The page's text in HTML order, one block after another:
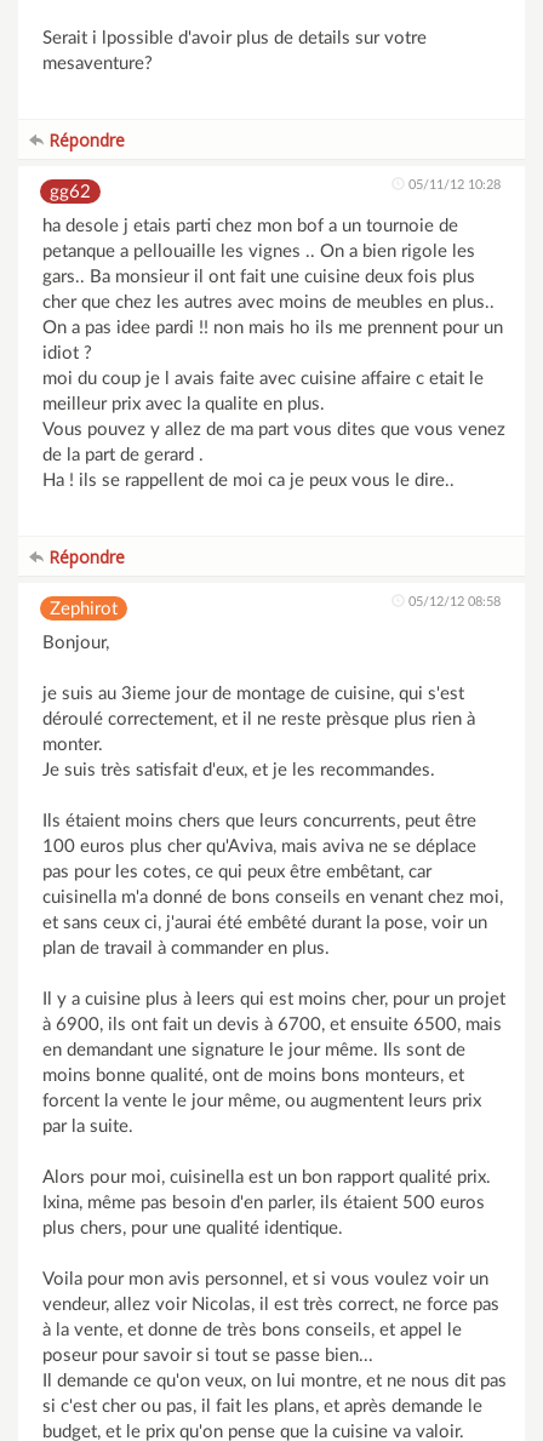
Serait i lpossible d'avoir plus de details sur votre
mesaventure?
Répondre
gg62 05/11/12 10:28
ha desole j etais parti chez mon bof a un tournoie de
petanque a pellouaille les vignes .. On a bien rigole les
gars.. Ba monsieur il ont fait une cuisine deux fois plus
cher que chez les autres avec moins de meubles en plus..
On a pas idee pardi !! non mais ho ils me prennent pour un
idiot ?
moi du coup je l avais faite avec cuisine affaire c etait le
meilleur prix avec la qualite en plus.
Vous pouvez y allez de ma part vous dites que vous venez
de la part de gerard .
Ha ! ils se rappellent de moi ca je peux vous le dire..
Répondre
Zephirot 05/12/12 08:58
Bonjour,
je suis au 3ieme jour de montage de cuisine, qui s'est
déroulé correctement, et il ne reste prèsque plus rien à
monter.
Je suis très satisfait d'eux, et je les recommandes.
Ils étaient moins chers que leurs concurrents, peut être
100 euros plus cher qu'Aviva, mais aviva ne se déplace
pas pour les cotes, ce qui peux être embêtant, car
cuisinella m'a donné de bons conseils en venant chez moi,
et sans ceux ci, j'aurai été embêté durant la pose, voir un
plan de travail à commander en plus.
Il y a cuisine plus à leers qui est moins cher, pour un projet
à 6900, ils ont fait un devis à 6700, et ensuite 6500, mais
en demandant une signature le jour même. Ils sont de
moins bonne qualité, ont de moins bons monteurs, et
forcent la vente le jour même, ou augmentent leurs prix
par la suite.
Alors pour moi, cuisinella est un bon rapport qualité prix.
Ixina, même pas besoin d'en parler, ils étaient 500 euros
plus chers, pour une qualité identique.
Voila pour mon avis personnel, et si vous voulez voir un
vendeur, allez voir Nicolas, il est très correct, ne force pas
à la vente, et donne de très bons conseils, et appel le
poseur pour savoir si tout se passe bien...
Il demande ce qu'on veux, on lui montre, et ne nous dit pas
si c'est cher ou pas, il fait les plans, et après demande le
budget, et le prix qu'on pense que la cuisine va valoir.